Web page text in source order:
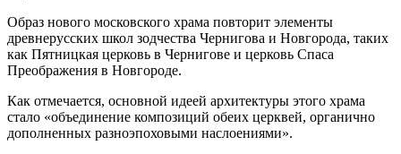
Образ нового московского храма повторит элементы
древнерусских школ зодчества Чернигова и Новгорода, таких
как Пятницкая церковь в Чернигове и церковь Спаса
Преображения в Новгороде.
Как отмечается, основной идеей архитектуры этого храма
стало «объединение композиций обеих церквей, органично
дополненных разноэпоховыми наслоениями».